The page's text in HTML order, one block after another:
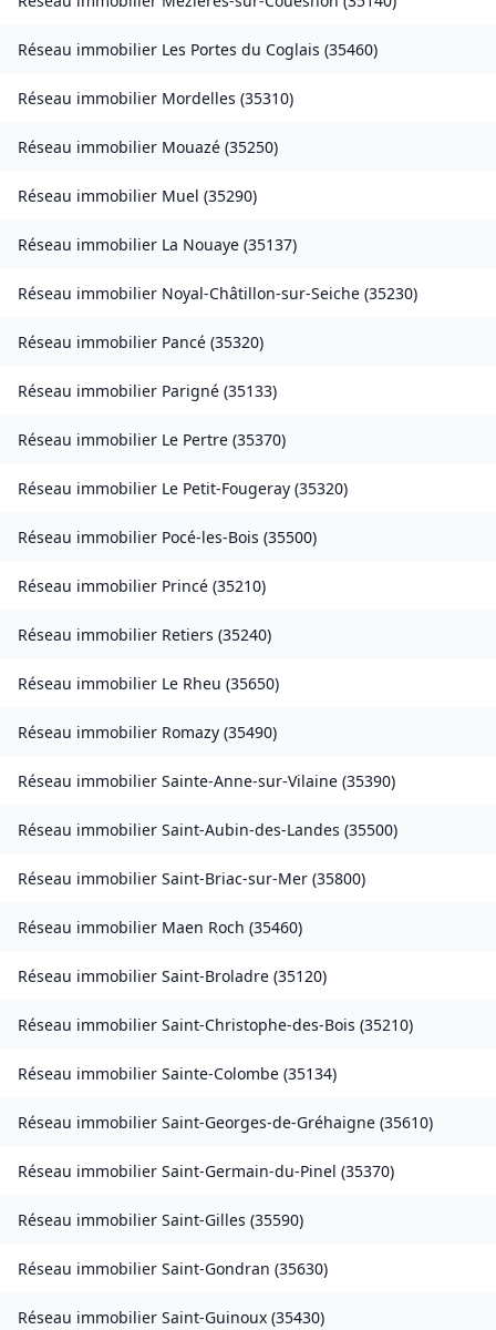
Réseau immobilier Les Portes du Coglais (35460)
Réseau immobilier Mordelles (35310)
Réseau immobilier Mouazé (35250)
Réseau immobilier Muel (35290)
Réseau immobilier La Nouaye (35137)
Réseau immobilier Noyal-Châtillon-sur-Seiche (35230)
Réseau immobilier Pancé (35320)
Réseau immobilier Parigné (35133)
Réseau immobilier Le Pertre (35370)
Réseau immobilier Le Petit-Fougeray (35320)
Réseau immobilier Pocé-les-Bois (35500)
Réseau immobilier Princé (35210)
Réseau immobilier Retiers (35240)
Réseau immobilier Le Rheu (35650)
Réseau immobilier Romazy (35490)
Réseau immobilier Sainte-Anne-sur-Vilaine (35390)
Réseau immobilier Saint-Aubin-des-Landes (35500)
Réseau immobilier Saint-Briac-sur-Mer (35800)
Réseau immobilier Maen Roch (35460)
Réseau immobilier Saint-Broladre (35120)
Réseau immobilier Saint-Christophe-des-Bois (35210)
Réseau immobilier Sainte-Colombe (35134)
Réseau immobilier Saint-Georges-de-Gréhaigne (35610)
Réseau immobilier Saint-Germain-du-Pinel (35370)
Réseau immobilier Saint-Gilles (35590)
Réseau immobilier Saint-Gondran (35630)
Réseau immobilier Saint-Guinoux (35430)